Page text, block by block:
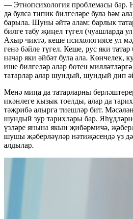
— Этнопсихология проблемасы бар.
дә булса типик билгеләре була һәм
барыла. Шуны әйтә алам: барлык
билге табу җиңел түгел (чуашларда
Ахыр чиктә, кеше психологиясе ул
генә бәйле түгел. Кеше, рус яки
начар яки әйбәт була ала. Көнчелек,
ише билгеләр алар бөтен
татарлар алар шундый, шундый дип
Менә миңа да татарларны
икәнлеге кызык тоелды, алар да
тәҗрибә алырга тиешләр бит.
шундый зур тарихлары бар.
үзләре янына якын җибәрмичә,
шушы җәберләүләр нәтиҗәсендә үз
алдылар.